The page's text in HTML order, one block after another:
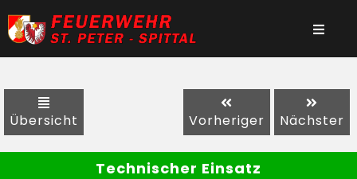
Übersicht Vorheriger Nächster
Technischer Einsatz